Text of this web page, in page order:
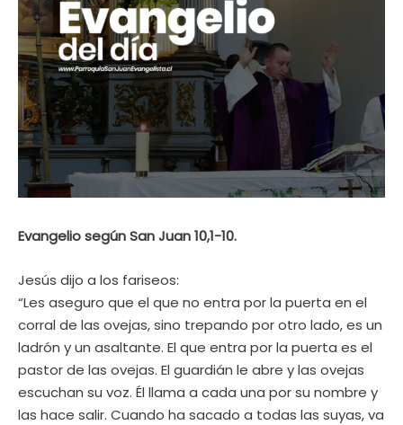
Evangelio según San Juan 10,1-10.
Jesús dijo a los fariseos:
“Les aseguro que el que no entra por la puerta en el
corral de las ovejas, sino trepando por otro lado, es un
ladrón y un asaltante. El que entra por la puerta es el
pastor de las ovejas. El guardián le abre y las ovejas
escuchan su voz. Él llama a cada una por su nombre y
las hace salir. Cuando ha sacado a todas las suyas, va